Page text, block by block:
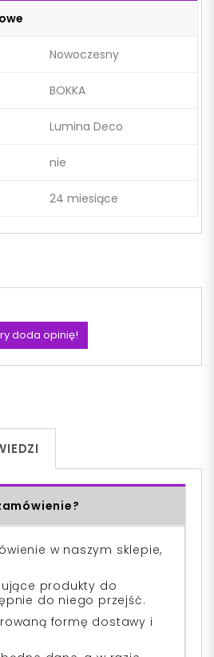
Nowoczesny
BOKKA
Lumina Deco
nie
24 miesiące
doda opinię!
w naszym sklepie,
produkty do
do niego przejść.
formę dostawy i